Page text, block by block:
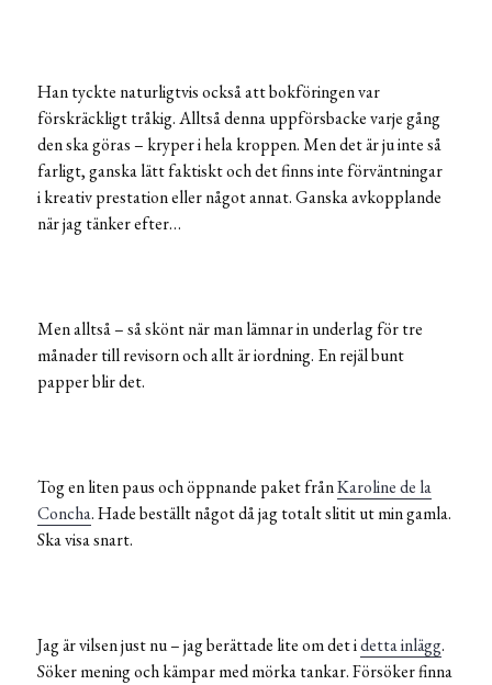
Han tyckte naturligtvis också att bokföringen var
förskräckligt tråkig. Alltså denna uppförsbacke varje gång
den ska göras – kryper i hela kroppen. Men det är ju inte så
farligt, ganska lätt faktiskt och det finns inte förväntningar
i kreativ prestation eller något annat. Ganska avkopplande
när jag tänker efter…
Men alltså – så skönt när man lämnar in underlag för tre
månader till revisorn och allt är iordning. En rejäl bunt
papper blir det.
Tog en liten paus och öppnande paket frånKaroline de la
Concha. Hade beställt något då jag totalt slitit ut min gamla.
Ska visa snart.
Jag är vilsen just nu – jag berättade lite om det idetta inlägg.
Söker mening och kämpar med mörka tankar. Försöker finna